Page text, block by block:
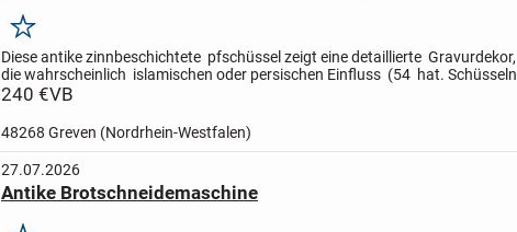
Merken
Diese antike zinnbeschichtete pfschüssel zeigt eine detaillierte Gravurdekor,
die wahrscheinlich islamischen oder persischen Einfluss (54 hat. Schüsseln
wie diese wurden oft zum Servieren von...
240 €VB
48268 Greven (Nordrhein-Westfalen)
27.07.2026
Antike Brotschneidemaschine